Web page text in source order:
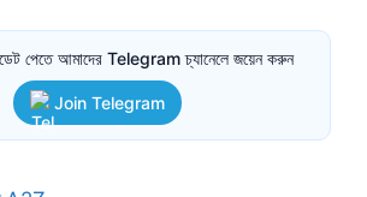
পেতে আমাদের Telegram চ্যানেলে জয়েন করুন
Join Telegram